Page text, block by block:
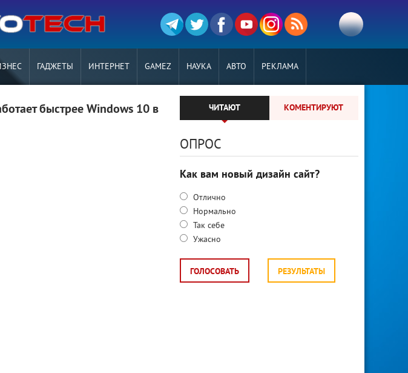
ГАДЖЕТЫ ИНТЕРНЕТ GAMEZ НАУКА АВТО РЕКЛАМА
быстрее Windows 10 в
ЧИТАЮТ КОМЕНТИРУЮТ
ОПРОС
Как вам новый дизайн сайт?
Отлично
Нормально
Так себе
Ужасно
ГОЛОСОВАТЬ РЕЗУЛЬТАТЫ